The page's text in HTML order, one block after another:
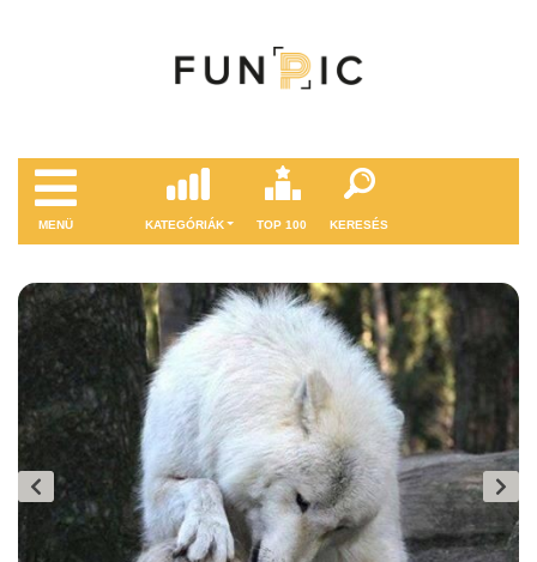
MENÜ KATEGÓRIÁK TOP 100 KERESÉS